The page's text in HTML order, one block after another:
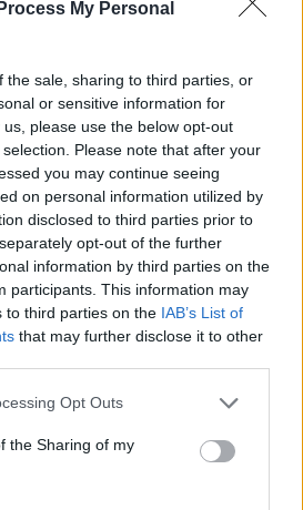
My Personal
the sale, sharing to third parties, or
or sensitive information for
please use the below opt-out
Please note that after your
you may continue seeing
on personal information utilized by
disclosed to third parties prior to
opt-out of the further
information by third parties on the
participants. This information may
to third parties on the IAB’s List of
that may further disclose it to other
Opt Outs
the Sharing of my
t a Facebookon is, további
Elektromobilitás
Motors Kína Piac